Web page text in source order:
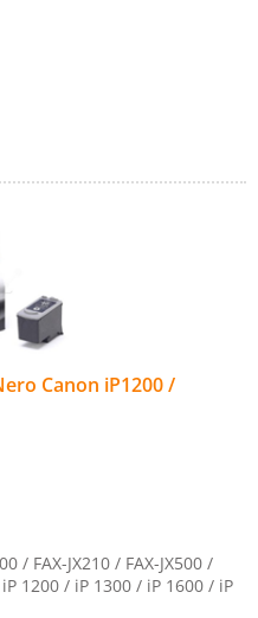
Canon iP1200 /
/ FAX-JX210 / FAX-JX500 /
iP 1200 / iP 1300 / iP 1600 / iP